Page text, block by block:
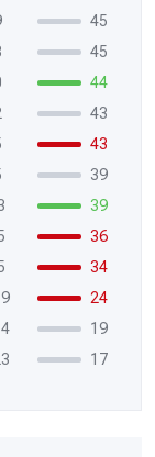
45
45
44
43
43
39
39
36
34
24
19
17